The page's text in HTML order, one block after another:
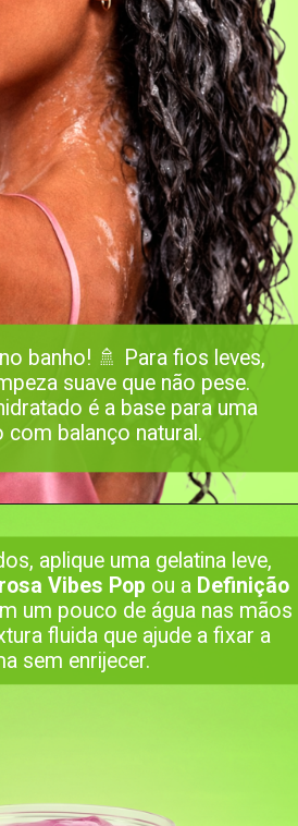
banho! 🚿 Para fios leves,
suave que não pese.
é a base para uma
com balanço natural.
aplique uma gelatina leve,
Vibes Pop ou a Definição
um pouco de água nas mãos
fluida que ajude a fixar a
sem enrijecer.